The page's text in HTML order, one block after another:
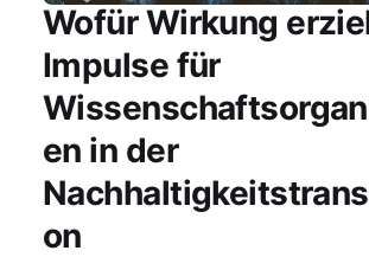
Wofür Wirkung
Impulse für
en in der
on